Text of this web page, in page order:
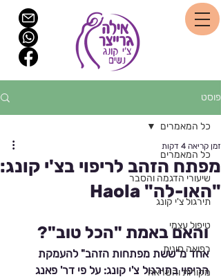
פוסט
כל המאמרים
שיעורי הדגמה והסבר
תירגול צ'י קונג
טיפול עצמי
רפואה סינית
מקורות והשראה
כל המאמרים
מפתח הזהב לריפוי בצ'י קונג:
"האו-לה" Haola
זמן קריאה 4 דקות
והאם באמת "הכל טוב"?
אחד מ"ששת מפתחות הזהב" להעמקת
הריפוי בתירגול צ'י קונג: על פי דר' פאנג